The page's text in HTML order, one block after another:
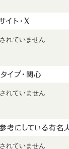
れていません
れていません
れていません